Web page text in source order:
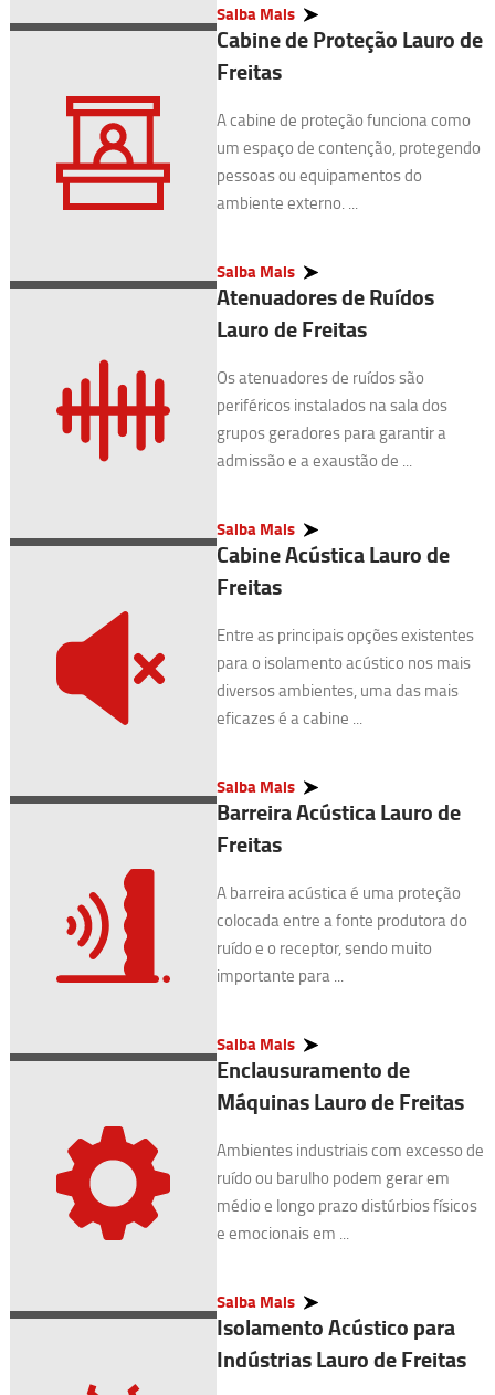
Saiba Mais
Cabine de Proteção Lauro de
Freitas
A cabine de proteção funciona como
um espaço de contenção, protegendo
pessoas ou equipamentos do
ambiente externo. ...
Saiba Mais
Atenuadores de Ruídos
Lauro de Freitas
Os atenuadores de ruídos são
periféricos instalados na sala dos
grupos geradores para garantir a
admissão e a exaustão de ...
Saiba Mais
Cabine Acústica Lauro de
Freitas
Entre as principais opções existentes
para o isolamento acústico nos mais
diversos ambientes, uma das mais
eficazes é a cabine ...
Saiba Mais
Barreira Acústica Lauro de
Freitas
A barreira acústica é uma proteção
colocada entre a fonte produtora do
ruído e o receptor, sendo muito
importante para ...
Saiba Mais
Enclausuramento de
Máquinas Lauro de Freitas
Ambientes industriais com excesso de
ruído ou barulho podem gerar em
médio e longo prazo distúrbios físicos
e emocionais em ...
Saiba Mais
Isolamento Acústico para
Indústrias Lauro de Freitas